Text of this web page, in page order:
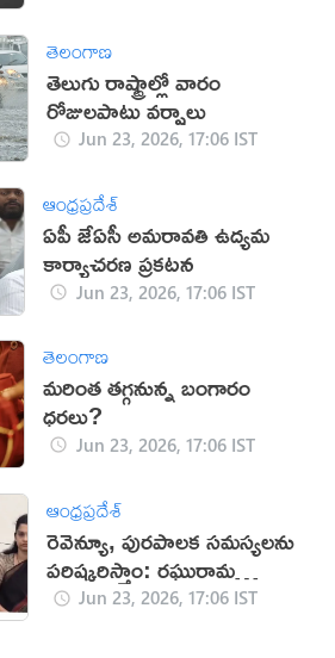
తెలంగాణ
తెలుగు రాష్ట్రాల్లో వారం
రోజులపాటు వర్షాలు
Jun 23, 2026, 17:06 IST
ఆంధ్రప్రదేశ్
ఏపీ జేఏసీ అమరావతి ఉద్యమ
కార్యాచరణ ప్రకటన
Jun 23, 2026, 17:06 IST
తెలంగాణ
మరింత తగ్గనున్న బంగారం
ధరలు?
Jun 23, 2026, 17:06 IST
ఆంధ్రప్రదేశ్
రెవెన్యూ, పురపాలక సమస్యలను
పరిష్కరిస్తాం: రఘురామ
(వీడియో)
Jun 23, 2026, 17:06 IST